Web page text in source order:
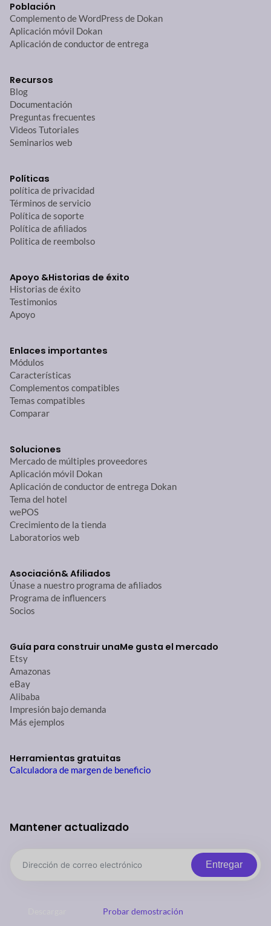
Población
Complemento de WordPress de Dokan
Aplicación móvil Dokan
Aplicación de conductor de entrega
Recursos
Blog
Documentación
Preguntas frecuentes
Videos Tutoriales
Seminarios web
Políticas
política de privacidad
Términos de servicio
Política de soporte
Política de afiliados
Politica de reembolso
Apoyo &Historias de éxito
Historias de éxito
Testimonios
Apoyo
Enlaces importantes
Módulos
Características
Complementos compatibles
Temas compatibles
Comparar
Soluciones
Mercado de múltiples proveedores
Aplicación móvil Dokan
Aplicación de conductor de entrega Dokan
Tema del hotel
wePOS
Crecimiento de la tienda
Laboratorios web
Asociación& Afiliados
Únase a nuestro programa de afiliados
Programa de influencers
Socios
Guía para construir unaMe gusta el mercado
Etsy
Amazonas
eBay
Alibaba
Impresión bajo demanda
Más ejemplos
Herramientas gratuitas
Calculadora de margen de beneficio
Mantener actualizado
Entregar
Probar demostración